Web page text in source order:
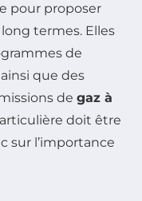
pour proposer
termes. Elles
de
que des
de gaz à
doit être
sur l’importance